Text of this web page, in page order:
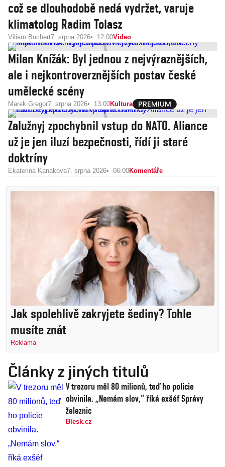
což se dlouhodobě nedá vydržet, varuje
klimatolog Radim Tolasz
Viliam Buchert7. srpna 2026 12:00Video
Milan Knížák: Byl jednou z nejvýraznějších,
ale i nejkontroverznějších postav české
umělecké scény
Marek Gregor7. srpna 2026 13:00Kultura
Zalužnyj zpochybnil vstup do NATO. Aliance
už je jen iluzí bezpečnosti, řídí ji staré
doktríny
Ekaterina Kanakova7. srpna 2026 06:00Komentáře
Jak spolehlivě zakryjete šediny? Tohle
musíte znát
Reklama
Články z jiných titulů
V trezoru měl 80 milionů, teď ho policie
obvinila. „Nemám slov,“ říká exšéf Správy
železnic
Blesk.cz